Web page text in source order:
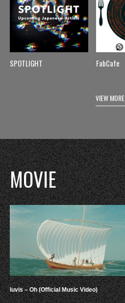
SPOTLIGHT FabCafe
VIEW MORE
MOVIE
luvis – Oh (Official Music Video)